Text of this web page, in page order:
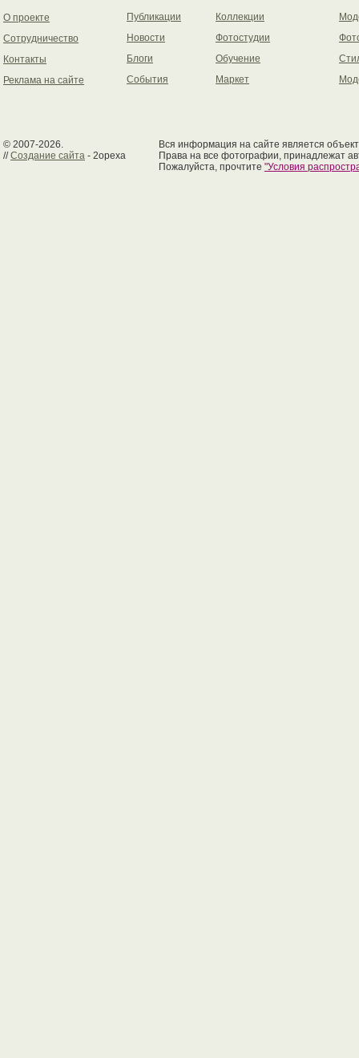
О проекте
Сотрудничество
Контакты
Реклама на сайте
Публикации
Новости
Блоги
События
Коллекции
Фотостудии
Обучение
Маркет
© 2007-2026.
//Создание сайта - 2opexa
Вся информация на сайте является
Права на все фотографии, принадлежат
Пожалуйста, прочтите "Условия